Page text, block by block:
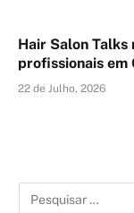
Hair Salon
profissionais
22 de Julho, 2026